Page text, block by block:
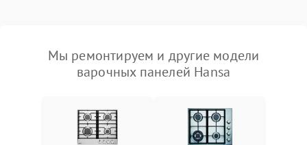
Мы ремонтируем и другие модели
варочных панелей Hansa